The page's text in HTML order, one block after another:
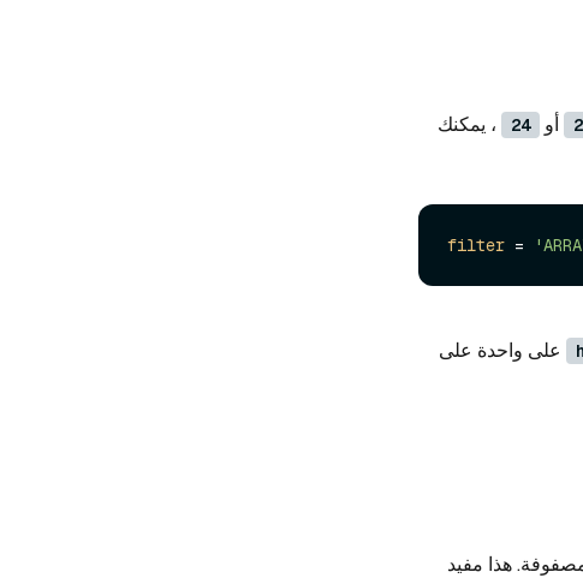
أو 24
، يمكنك
filter =
على واحدة على
هذا مفيد